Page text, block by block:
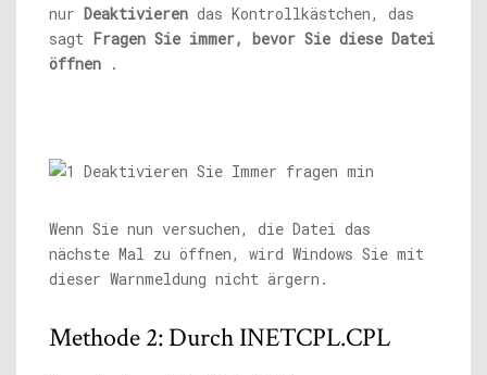
nur Deaktivieren das Kontrollkästchen, das
sagt Fragen Sie immer, bevor Sie diese Datei
öffnen .
Wenn Sie nun versuchen, die Datei das
nächste Mal zu öffnen, wird Windows Sie mit
dieser Warnmeldung nicht ärgern.
Methode 2: Durch INETCPL.CPL